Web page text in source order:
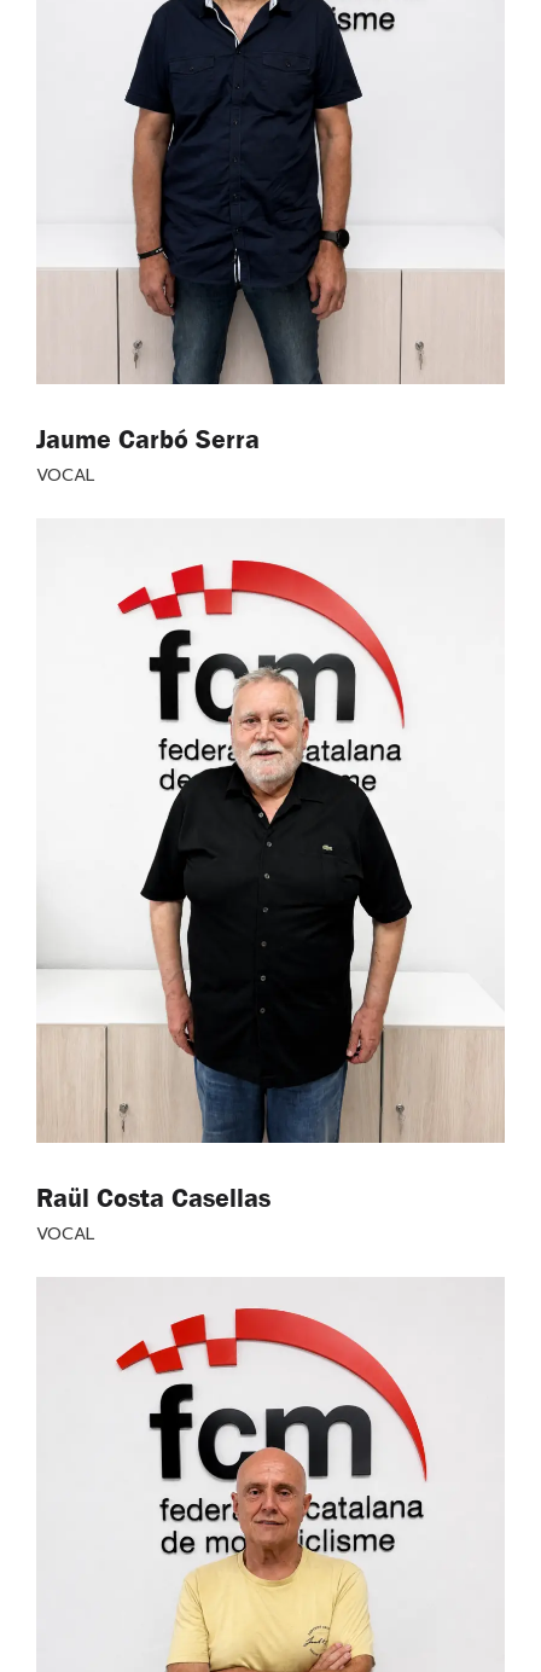
Jaume Carbó Serra
VOCAL
Raül Costa Casellas
VOCAL